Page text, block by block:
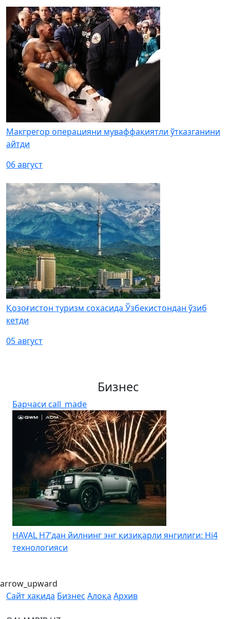
Макгрегор операцияни муваффақиятли ўтказганини
айтди
06 август
Қозоғистон туризм соҳасида Ўзбекистондан ўзиб
кетди
05 август
Бизнес
Барчаси call_made
HAVAL H7’дан йилнинг энг қизиқарли янгилиги: Hi4
технологияси
arrow_upward
Сайт хақида Бизнес Алоқа Архив